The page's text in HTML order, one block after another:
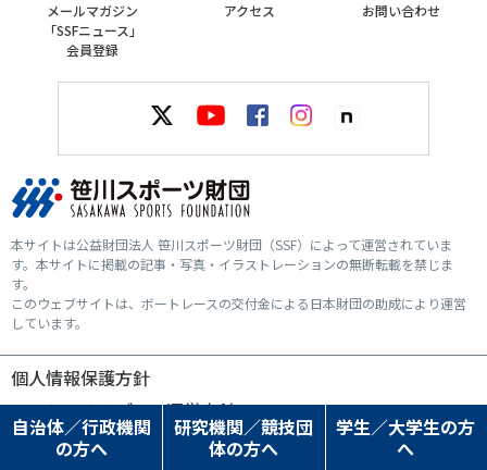
自治体／行政機関
の方へ
研究機関／競技団
体の方へ
学生／大学生の方
へ
メールマガジン
「SSFニュース」
会員登録
アクセス お問い合わせ
本サイトは公益財団法人 笹川スポーツ財団（SSF）によって運営されていま
す。本サイトに掲載の記事・写真・イラストレーションの無断転載を禁じま
す。
このウェブサイトは、ボートレースの交付金による日本財団の助成により運営
しています。
個人情報保護方針
ソーシャルメディア運営方針
© SASAKAWA SPORTS FOUNDATION